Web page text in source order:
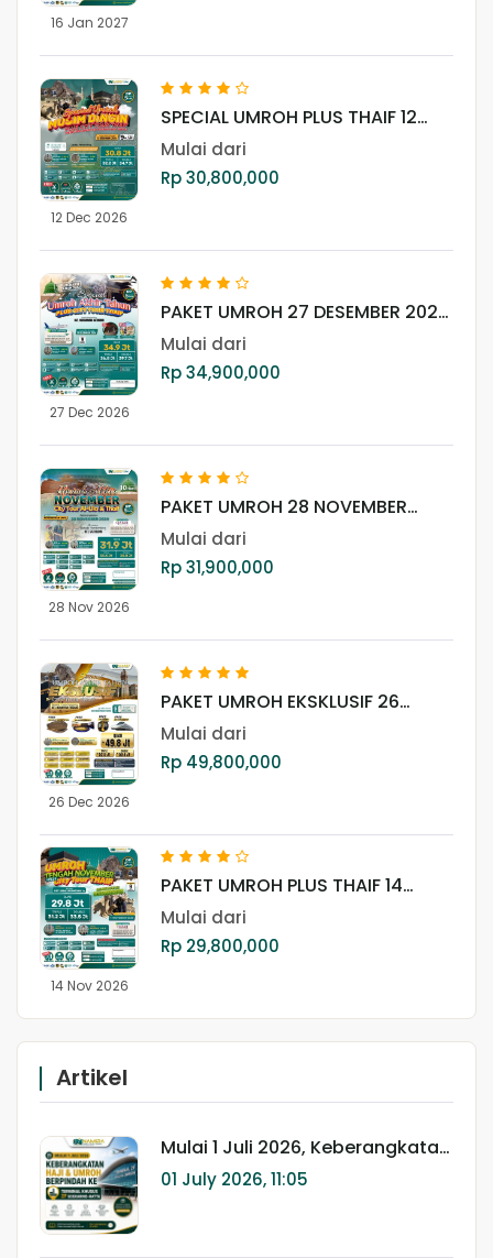
16 Jan 2027
12 Dec 2026
SPECIAL UMROH PLUS THAIF 12
DESEMBER 2026
Mulai dari
Rp 30,800,000
27 Dec 2026
PAKET UMROH 27 DESEMBER 2026
PLUS THAIF
Mulai dari
Rp 34,900,000
28 Nov 2026
PAKET UMROH 28 NOVEMBER
2026 PLUS CITY TOUR AL ULA &
THAIF
Mulai dari
Rp 31,900,000
26 Dec 2026
PAKET UMROH EKSKLUSIF 26
DESEMBER 2026
Mulai dari
Rp 49,800,000
14 Nov 2026
PAKET UMROH PLUS THAIF 14
NOVEMBER 2026
Mulai dari
Rp 29,800,000
Artikel
Mulai 1 Juli 2026, Keberangkatan
Haji & Umroh Berpindah ke
Terminal Khusus 2F Bandara
01 July 2026, 11:05